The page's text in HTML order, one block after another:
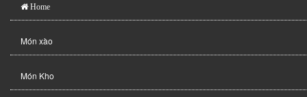
Home
Món xào
Món Kho